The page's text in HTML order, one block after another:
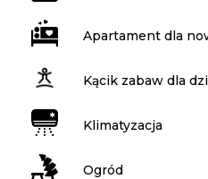
Apartament dla
Kącik zabaw dla
Klimatyzacja
Ogród